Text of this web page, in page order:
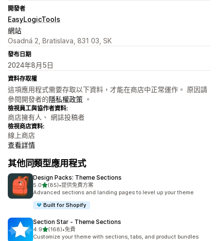
開發者
EasyLogicTools
網站
Osadná 2, Bratislava, 831 03, SK
發布日期
2024年8月5日
資料存取權
這項應用程式需要存取以下資料，才能在商店中正常運作。 原因請
參閱開發者的隱私權政策 。
檢視員工與協作者資料:
商店擁有人、 網誌投稿者
檢視商店資料:
線上商店
查看詳情
其他同類型應用程式
Design Packs: Theme Sections
5.0滿分 5 顆星
(85)
共有 85 則評價
•提供免費方案
Advanced sections and landing pages to level up your theme
Built for Shopify
Section Star ‑ Theme Sections
4.9滿分 5 顆星
(168)
共有 168 則評價
•免費
Customize your theme with sections, tabs, and product bundles